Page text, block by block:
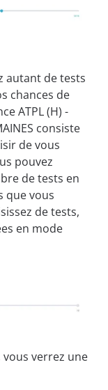
autant de tests
chances de
ATPL (H) -
consiste
de vous
pouvez
de tests en
que vous
de tests,
en mode
verrez une